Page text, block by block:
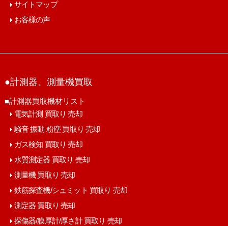
サイトマップ
お客様の声
●計測器、測量機買取
■計測器買取機材リスト
電気計測 買取り 売却
騒音 振動 粉塵 買取り 売却
ガス検知 買取り 売却
水質測定器 買取り 売却
測量機 買取り 売却
鉄筋探査機/シュミット 買取り 売却
測定器 買取り 売却
探傷器/膜厚計/厚さ計 買取り 売却